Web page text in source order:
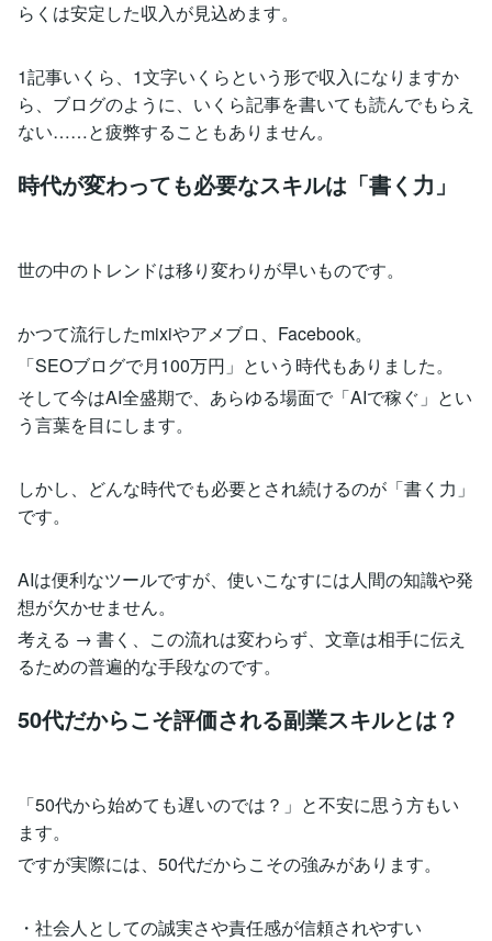
らくは安定した収入が見込めます。
1記事いくら、1文字いくらという形で収入になりますか
ら、ブログのように、いくら記事を書いても読んでもらえ
ない……と疲弊することもありません。
時代が変わっても必要なスキルは「書く力」
世の中のトレンドは移り変わりが早いものです。
かつて流行したmixiやアメブロ、Facebook。
「SEOブログで月100万円」という時代もありました。
そして今はAI全盛期で、あらゆる場面で「AIで稼ぐ」とい
う言葉を目にします。
しかし、どんな時代でも必要とされ続けるのが「書く力」
です。
AIは便利なツールですが、使いこなすには人間の知識や発
想が欠かせません。
考える → 書く、この流れは変わらず、文章は相手に伝え
るための普遍的な手段なのです。
50代だからこそ評価される副業スキルとは？
「50代から始めても遅いのでは？」と不安に思う方もい
ます。
ですが実際には、50代だからこその強みがあります。
・社会人としての誠実さや責任感が信頼されやすい